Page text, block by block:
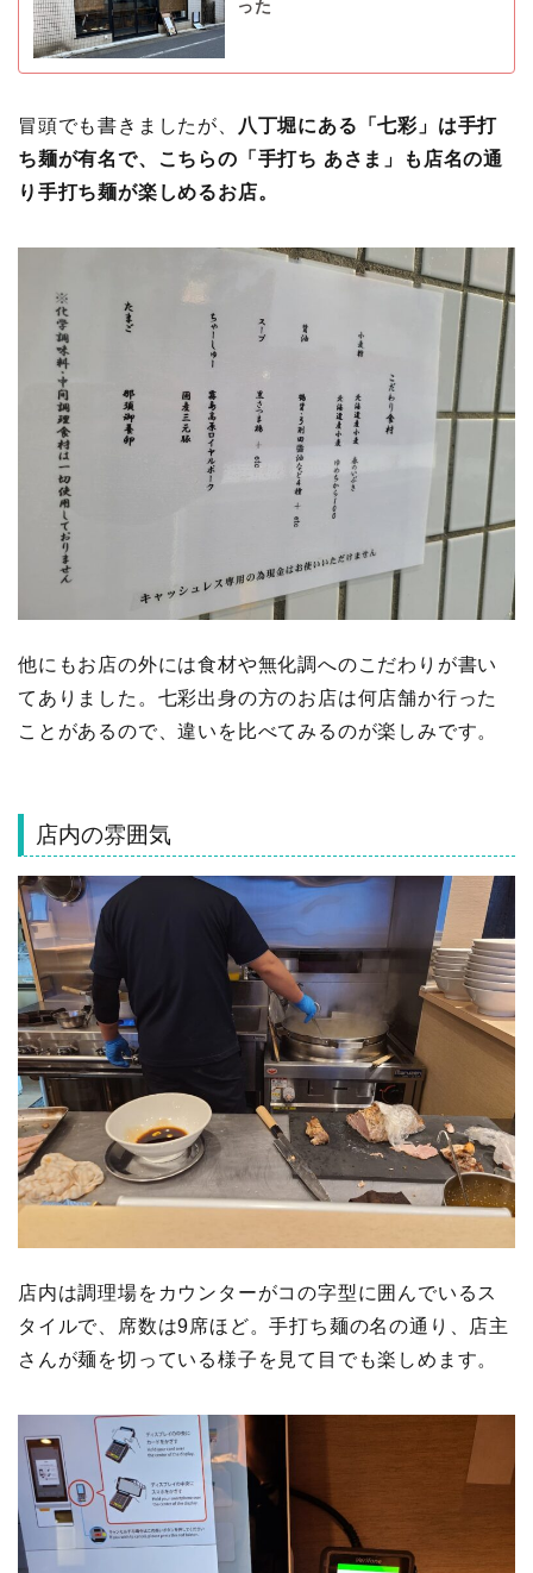
った
冒頭でも書きましたが、
八丁堀にある「七彩」は手打
ち麺が有名で、こちらの「手打ち あさま」も店名の通
り手打ち麺が楽しめるお店。
他にもお店の外には食材や無化調へのこだわりが書い
てありました。七彩出身の方のお店は何店舗か行った
ことがあるので、違いを比べてみるのが楽しみです。
店内の雰囲気
店内は調理場をカウンターがコの字型に囲んでいるス
タイルで、席数は9席ほど。手打ち麺の名の通り、店主
さんが麺を切っている様子を見て目でも楽しめます。